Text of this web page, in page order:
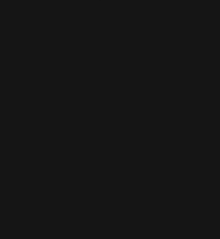
toán trực tiếp